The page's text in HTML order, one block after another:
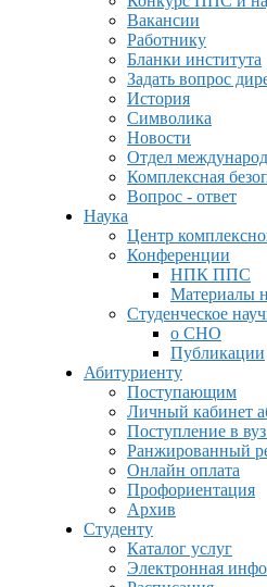
Вакансии
Работнику
Бланки института
Задать вопрос
История
Символика
Новости
Отдел
Комплексная
Вопрос - ответ
Наука
Центр
Конференции
НПК ППС
Материалы
Студенческое
о СНО
Публикации
Абитуриенту
Поступающим
Личный кабинет
Поступление в
Ранжированный
Онлайн оплата
Профориентация
Архив
Студенту
Каталог услуг
Электронная